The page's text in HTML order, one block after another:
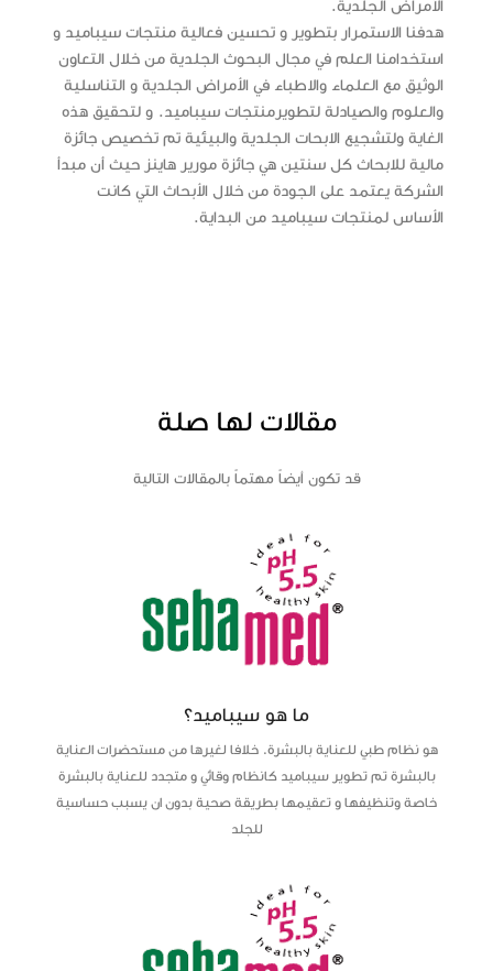
الأمراض الجلدية.
هدفنا الاستمرار بتطوير و تحسين فعالية منتجات سيباميد و
استخدامنا العلم في مجال البحوث الجلدية من خلال التعاون
الوثيق مع العلماء والاطباء في الأمراض الجلدية و التناسلية
والعلوم والصيادلة لتطويرمنتجات سيباميد. و لتحقيق هذه
الغاية ولتشجيع الابحات الجلدية والبيئية تم تخصيص جائزة
مالية للابحاث كل سنتين هي جائزة مورير هاينز حيث أن مبدأ
الشركة يعتمد على الجودة من خلال الأبحاث التي كانت
الأساس لمنتجات سيباميد من البداية.
مقالات لها صلة
قد تكون أيضاً مهتماً بالمقالات التالية
ما هو سيباميد؟
هو نظام طبي للعناية بالبشرة. خلافا لغيرها من مستحضرات العناية
بالبشرة تم تطوير سيباميد كانظام وقائي و متجدد للعناية بالبشرة
خاصة وتنظيفها و تعقيمها بطريقة صحية بدون ان يسبب حساسية
للجلد